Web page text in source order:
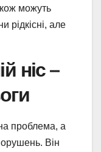
можуть
рідкісні, але
ніс –
проблема, а
Він